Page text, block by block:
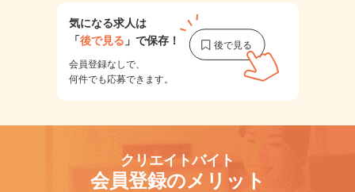
気になる求人は
「後で見る 」で保存！
会員登録なしで、
何件でも応募できます。
クリエイトバイト
会員登録のメリット